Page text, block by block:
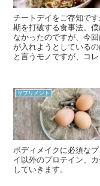
チートデイをご存知で
期を打破する食事法。
なかったのですが、今
が入れようとしている
と言うモノですが、コ
サプリメント
ボディメイクに必須な
イ以外のプロテイン、
していきます。